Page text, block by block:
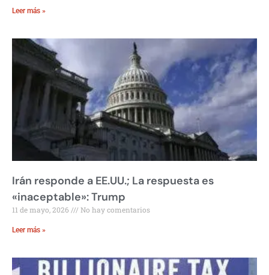
Leer más »
Irán responde a EE.UU.; La respuesta es
«inaceptable»: Trump
11 de mayo, 2026 No hay comentarios
Leer más »